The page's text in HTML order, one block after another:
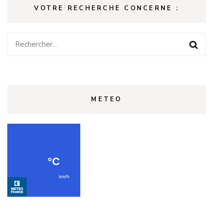
VOTRE RECHERCHE CONCERNE :
Rechercher :
METEO